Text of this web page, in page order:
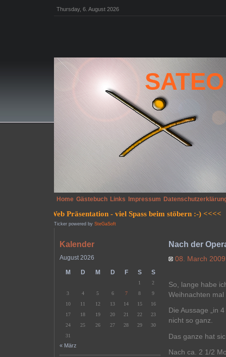
Thursday, 6. August 2026
Home Gästebuch Links Impressum
Ticker powered by SteGaSoft
Kalender
August 2026
M D M D F S S
1
2
3
4 5 6 7 8
9
10
11 12 13 14 15
16
17
18 19 20 21 22
23
24
25 26 27 28 29
30
31
« März
Nach der
08. March
So, lange habe
Weihnachten mal
Die Aussage „in
nicht so ganz.
Das ganze hat
Nach ca. 2 1/2